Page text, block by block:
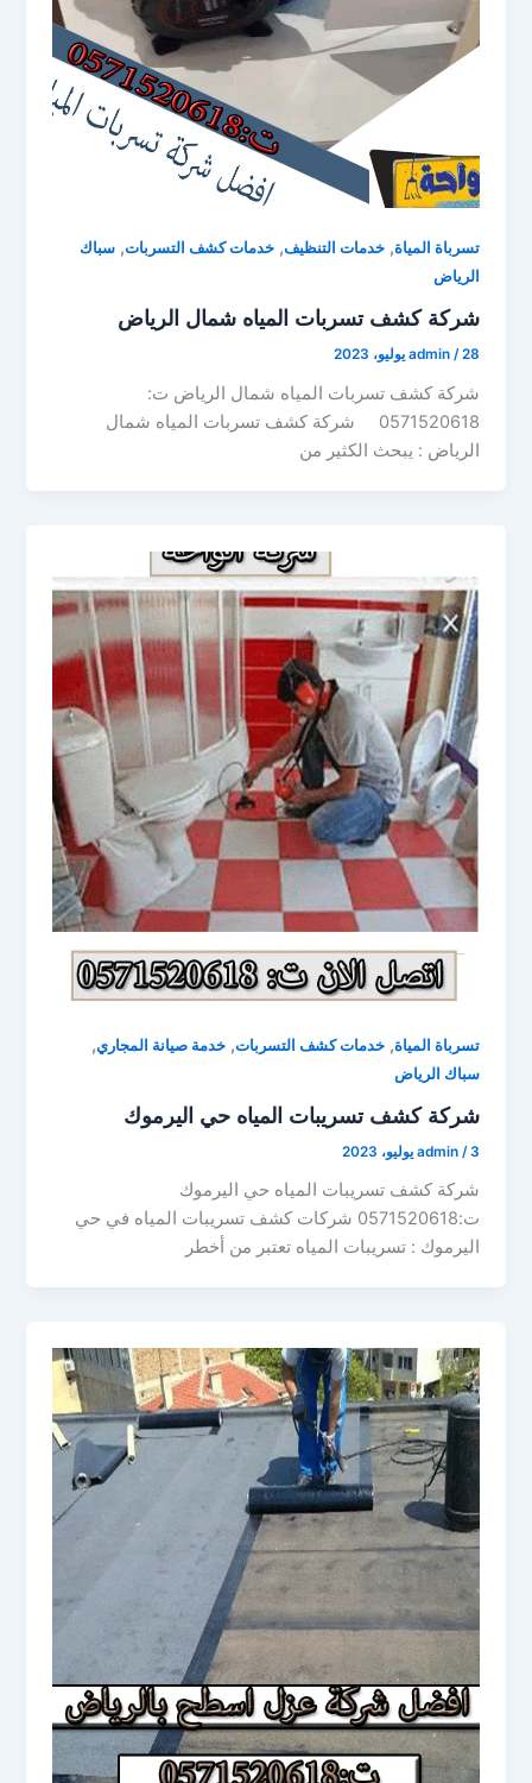
تسرباة المياة,خدمات التنظيف,خدمات كشف التسربات,سباك
الرياض
شركة كشف تسربات المياه شمال الرياض
admin /28 يوليو، 2023
شركة كشف تسربات المياه شمال الرياض ت:
0571520618 شركة كشف تسربات المياه شمال
الرياض : يبحث الكثير من
تسرباة المياة,خدمات كشف التسربات,خدمة صيانة المجاري,
سباك الرياض
شركة كشف تسريبات المياه حي اليرموك
admin /3 يوليو، 2023
شركة كشف تسريبات المياه حي اليرموك
ت:0571520618 شركات كشف تسريبات المياه في حي
اليرموك : تسريبات المياه تعتبر من أخطر